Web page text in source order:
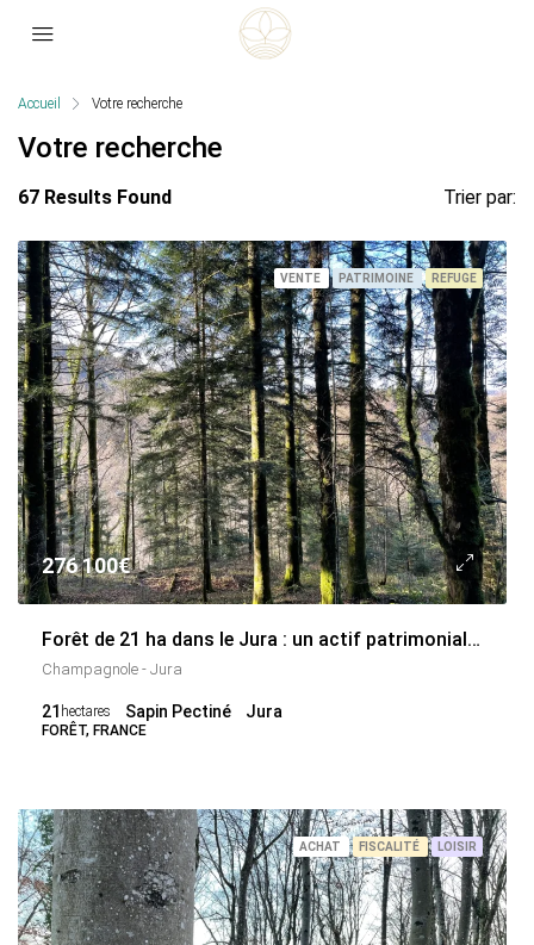
Accueil Votre recherche
Votre recherche
67 Results Found Trier par:
VENTE PATRIMOINE REFUGE
276 100€
Forêt de 21 ha dans le Jura : un actif patrimonial résilient en bord de rivière
Champagnole - Jura
21 hectares Sapin Pectiné Jura
FORÊT, FRANCE
ACHAT FISCALITÉ LOISIR